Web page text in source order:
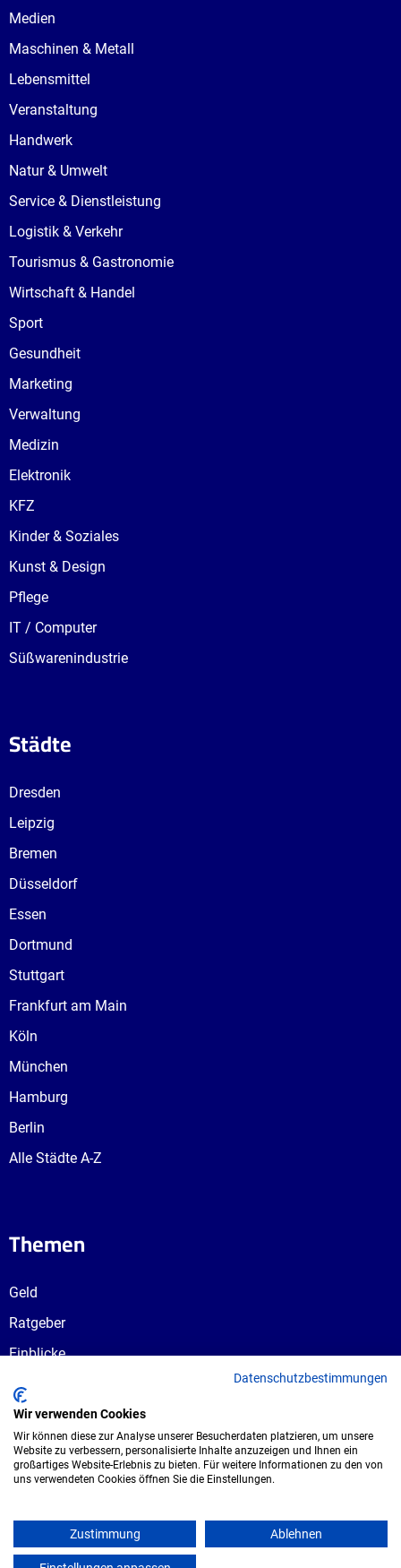
Medien
Maschinen & Metall
Lebensmittel
Veranstaltung
Handwerk
Natur & Umwelt
Service & Dienstleistung
Logistik & Verkehr
Tourismus & Gastronomie
Wirtschaft & Handel
Sport
Gesundheit
Marketing
Verwaltung
Medizin
Elektronik
KFZ
Kinder & Soziales
Kunst & Design
Pflege
IT / Computer
Süßwarenindustrie
Städte
Dresden
Leipzig
Bremen
Düsseldorf
Essen
Dortmund
Stuttgart
Frankfurt am Main
Köln
München
Hamburg
Berlin
Alle Städte A-Z
Themen
Geld
Ratgeber
Einblicke
Ausbildungswege
Berufswahl
GmbH. Alle Rechte vorbehalten.
Datenschutzbestimmungen
Wir verwenden Cookies
Wir können diese zur Analyse unserer Besucherdaten platzieren, um unsere
Website zu verbessern, personalisierte Inhalte anzuzeigen und Ihnen ein
großartiges Website-Erlebnis zu bieten. Für weitere Informationen zu den von
uns verwendeten Cookies öffnen Sie die Einstellungen.
Zustimmung Ablehnen